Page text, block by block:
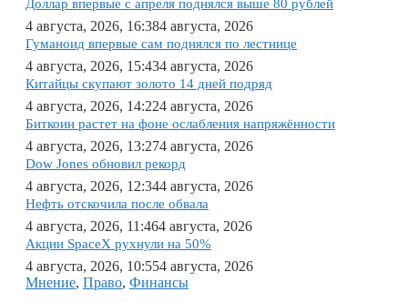
Доллар впервые с апреля поднялся выше 80 рублей
4 августа, 2026, 16:384 августа, 2026
Гуманоид впервые сам поднялся по лестнице
4 августа, 2026, 15:434 августа, 2026
Китайцы скупают золото 14 дней подряд
4 августа, 2026, 14:224 августа, 2026
Биткоин растет на фоне ослабления напряжённости
4 августа, 2026, 13:274 августа, 2026
Dow Jones обновил рекорд
4 августа, 2026, 12:344 августа, 2026
Нефть отскочила после обвала
4 августа, 2026, 11:464 августа, 2026
Акции SpaceX рухнули на 50%
4 августа, 2026, 10:554 августа, 2026
Мнение, Право, Финансы